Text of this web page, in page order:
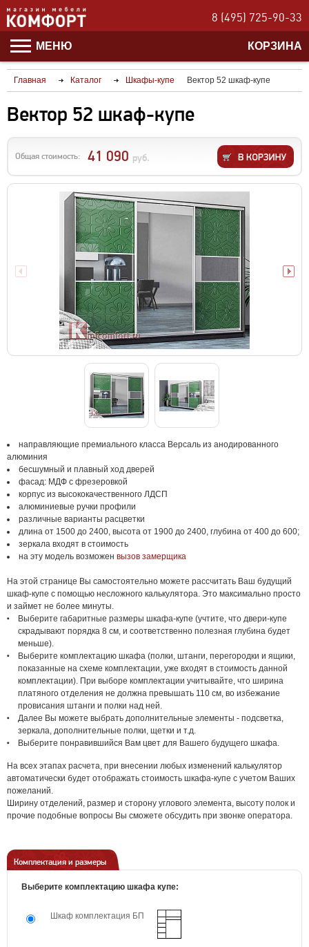
8 (495) 725-90-33
МЕНЮ КОРЗИНА
Главная Каталог Шкафы-купе Вектор 52 шкаф-купе
Вектор 52 шкаф-купе
Общая стоимость: 41 090 руб.
направляющие премиального класса Версаль из анодированного
алюминия
бесшумный и плавный ход дверей
фасад: МДФ с фрезеровкой
корпус из высококачественного ЛДСП
алюминиевые ручки профили
различные варианты расцветки
длина от 1500 до 2400, высота от 1900 до 2400, глубина от 400 до 600;
зеркала входят в стоимость
на эту модель возможен вызов замерщика
На этой странице Вы самостоятельно можете рассчитать Ваш будущий
шкаф-купе с помощью несложного калькулятора. Это максимально просто
и займет не более минуты.
Выберите габаритные размеры шкафа-купе (учтите, что двери-купе
скрадывают порядка 8 см, и соответственно полезная глубина будет
меньше).
Выберите комплектацию шкафа (полки, штанги, перегородки и ящики,
показанные на схеме комплектации, уже входят в стоимость данной
комплектации). При выборе комплектации учитывайте, что ширина
платяного отделения не должна превышать 110 см, во избежание
провисания штанги и полки над ней.
Далее Вы можете выбрать дополнительные элементы - подсветка,
зеркала, дополнительные полки, щетки и т.д.
Выберите понравившийся Вам цвет для Вашего будущего шкафа.
На всех этапах расчета, при внесении любых изменений калькулятор
автоматически будет отображать стоимость шкафа-купе с учетом Ваших
пожеланий.
Ширину отделений, размер и сторону углового элемента, высоту полок и
прочие подобные вопросы Вы сможете обсудить при звонке оператора.
Комплектация и размеры
Выберите комплектацию шкафа купе:
Шкаф комплектация БП